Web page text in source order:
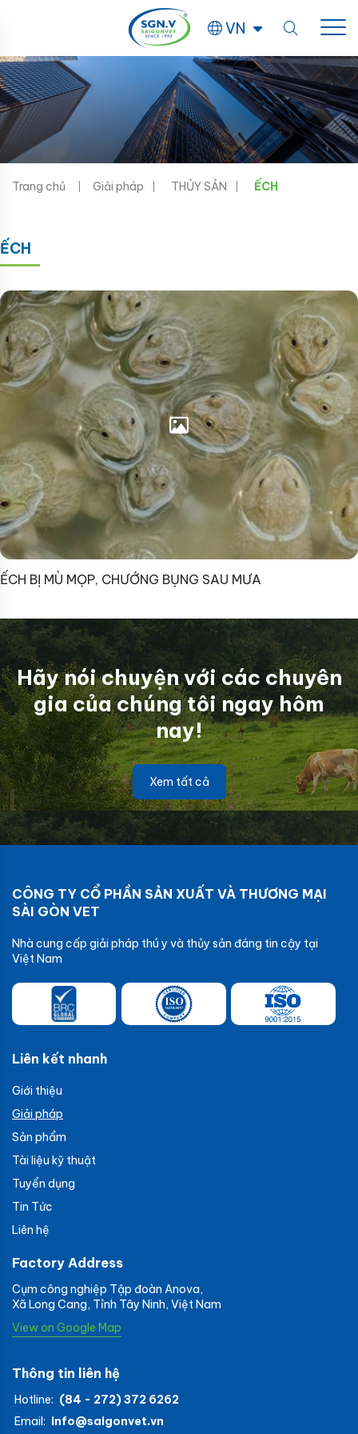
VN
Trang chủ Giải pháp THỦY SẢN ẾCH
ẾCH
ẾCH BỊ MÙ MỌP, CHƯỚNG BỤNG SAU MƯA
Hãy nói chuyện với các chuyên
gia của chúng tôi ngay hôm
nay!
Xem tất cả
CÔNG TY CỔ PHẦN SẢN XUẤT VÀ THƯƠNG MẠI
SÀI GÒN VET
Nhà cung cấp giải pháp thú y và thủy sản đáng tin cậy tại
Việt Nam
Liên kết nhanh
Giới thiệu
Giải pháp
Sản phẩm
Tài liệu kỹ thuật
Tuyển dụng
Tin Tức
Liên hệ
Factory Address
Cụm công nghiệp Tập đoàn Anova,
Xã Long Cang, Tỉnh Tây Ninh, Việt Nam
View on Google Map
Thông tin liên hệ
Hotline: (84 - 272) 372 6262
Email: info@saigonvet.vn